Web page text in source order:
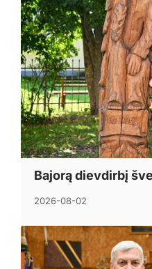
Bajorą dievdirbį
2026-08-02